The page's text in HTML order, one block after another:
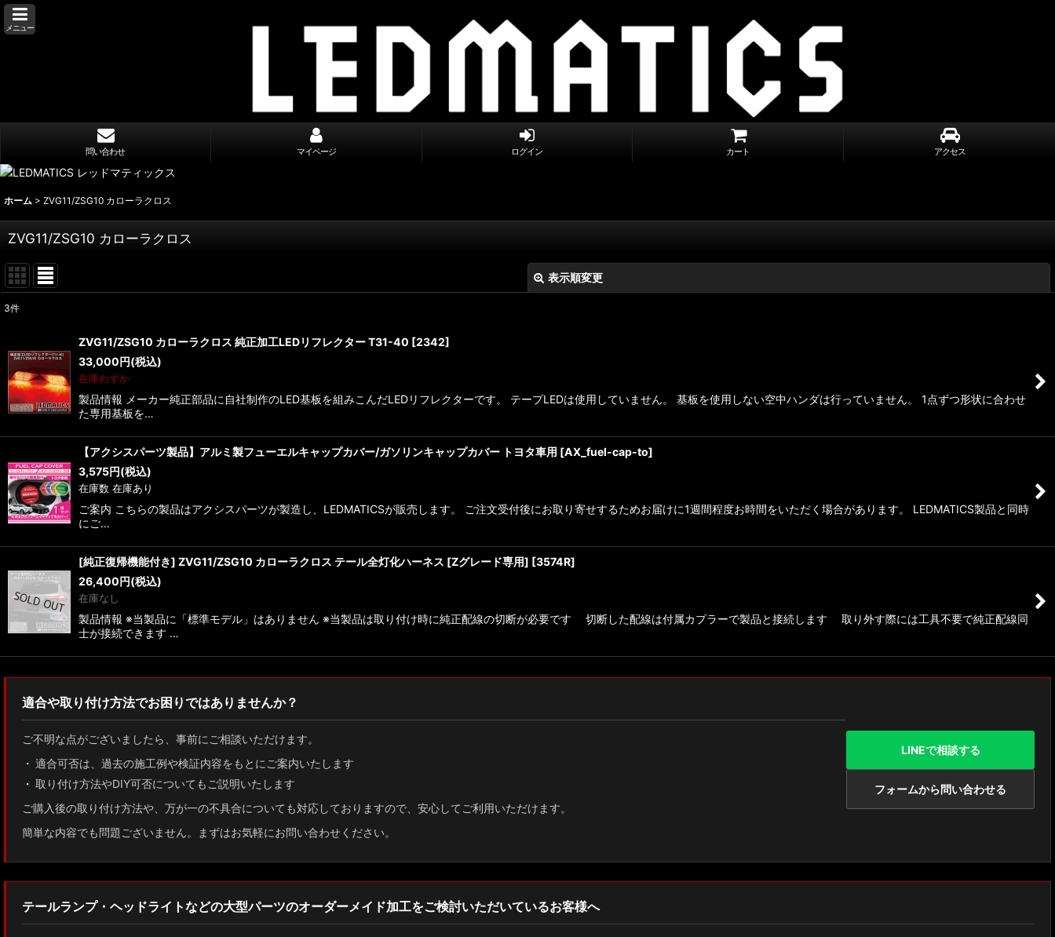
メニュー
問い合わせ マイページ ログイン カート アクセス
ホーム > ZVG11/ZSG10 カローラクロス
ZVG11/ZSG10 カローラクロス
表示順変更
並び順 :
絞り込む
3件
ZVG11/ZSG10 カローラクロス 純正加工LEDリフレクター T31-40 [2342]
33,000円(税込)
在庫わずか
製品情報 メーカー純正部品に自社制作のLED基板を組みこんだLEDリフレクターです。 テープLEDは使用していません。 基板を使用しない空中ハンダは行っていません。 1点ずつ形状に合わせ
た専用基板を…
【アクシスパーツ製品】アルミ製フューエルキャップカバー/ガソリンキャップカバー トヨタ車用 [AX_fuel-cap-to]
3,575円(税込)
在庫数 在庫あり
ご案内 こちらの製品はアクシスパーツが製造し、LEDMATICSが販売します。 ご注文受付後にお取り寄せするためお届けに1週間程度お時間をいただく場合があります。 LEDMATICS製品と同時
にご…
[純正復帰機能付き] ZVG11/ZSG10 カローラクロス テール全灯化ハーネス [Zグレード専用] [3574R]
26,400円(税込)
在庫なし
製品情報 ※当製品に「標準モデル」はありません ※当製品は取り付け時に純正配線の切断が必要です 切断した配線は付属カプラーで製品と接続します 取り外す際には工具不要で純正配線同
士が接続できます …
適合や取り付け方法でお困りではありませんか？
ご不明な点がございましたら、事前にご相談いただけます。
適合可否は、過去の施工例や検証内容をもとにご案内いたします
取り付け方法やDIY可否についてもご説明いたします
ご購入後の取り付け方法や、万が一の不具合についても対応しておりますので、安心してご利用いただけます。
簡単な内容でも問題ございません。まずはお気軽にお問い合わせください。
LINEで相談する
フォームから問い合わせる
テールランプ・ヘッドライトなどの大型パーツのオーダーメイド加工をご検討いただいているお客様へ